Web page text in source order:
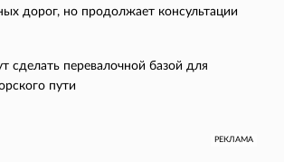
дорог, но продолжает консультации
сделать перевалочной базой для
пути
РЕКЛАМА